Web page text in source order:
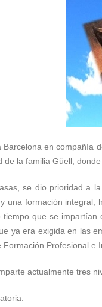
en compañía
la familia Güell,
se dio prioridad a
una formación
tiempo que se
ya era exigida en las
Profesional e
actualmente tres